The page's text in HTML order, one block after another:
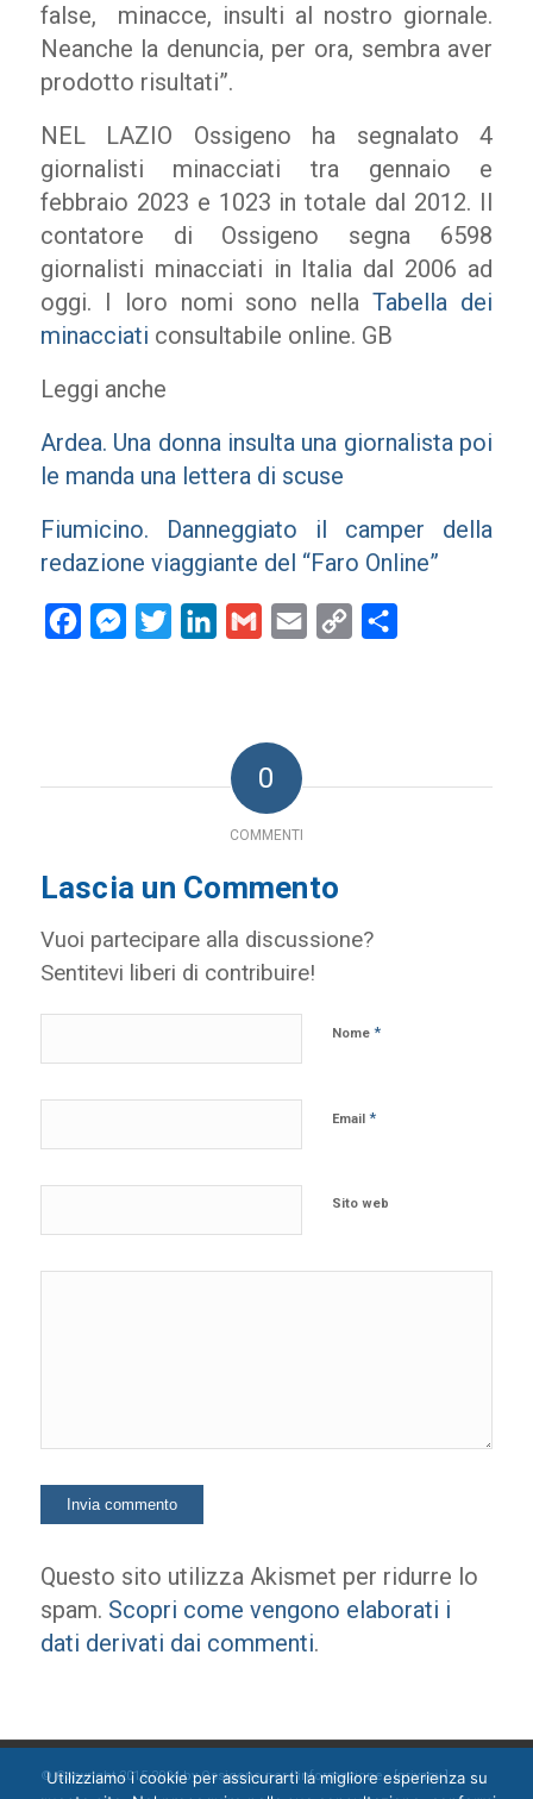
false, minacce, insulti al nostro giornale.
Neanche la denuncia, per ora, sembra aver
prodotto risultati”.
NEL LAZIO Ossigeno ha segnalato 4
giornalisti minacciati tra gennaio e
febbraio 2023 e 1023 in totale dal 2012. Il
contatore di Ossigeno segna 6598
giornalisti minacciati in Italia dal 2006 ad
oggi. I loro nomi sono nellaTabella dei
minacciati consultabile online. GB
Leggi anche
Ardea. Una donna insulta una giornalista poi
le manda una lettera di scuse
Fiumicino. Danneggiato il camper della
redazione viaggiante del “Faro Online”
FacebookMessenger
Twitter LinkedInGmail Email
Copy
0
COMMENTI
Lascia un Commento
Vuoi partecipare alla discussione?
Sentitevi liberi di contribuire!
Nome *
Email *
Sito web
Questo sito utilizza Akismet per ridurre lo
spam. Scopri come vengono elaborati i
dati derivati dai commenti.
© Copyright 2015-2024 by Ossigeno per l'informazione [privacy]
Utilizziamo i cookie per assicurarti la migliore esperienza su